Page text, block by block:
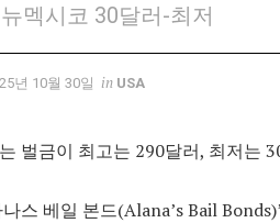
멕시코 30달러-최저
년 10월 30일 in USA
벌금이 최고는 290달러, 최저는
스 베일 본드(Alana’s Bail